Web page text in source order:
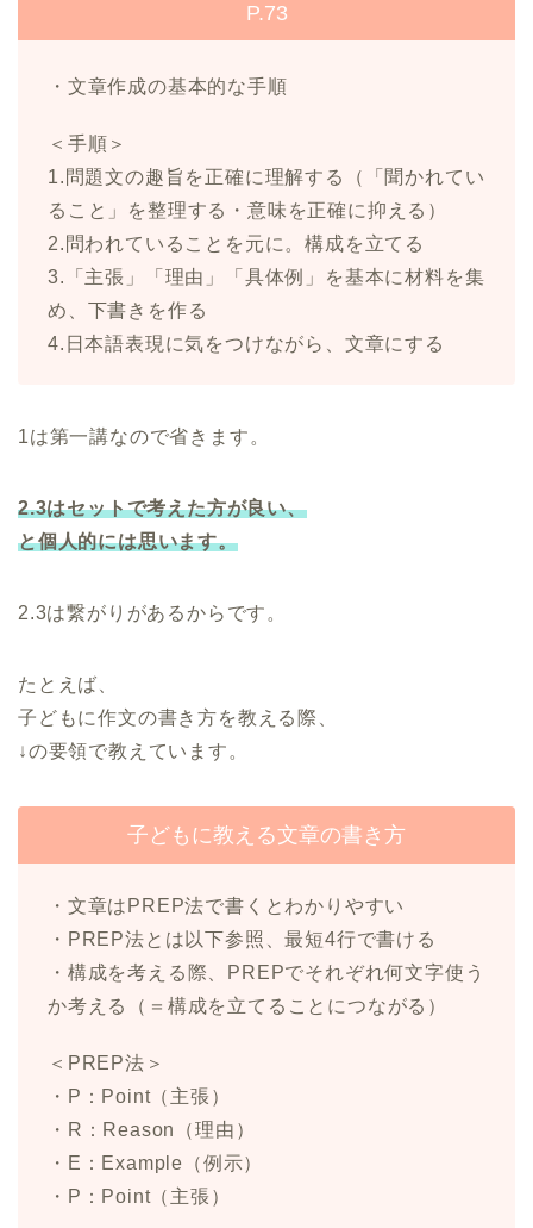
P.73
・文章作成の基本的な手順
＜手順＞
1.問題文の趣旨を正確に理解する（「聞かれてい
ること」を整理する・意味を正確に抑える）
2.問われていることを元に。構成を立てる
3.「主張」「理由」「具体例」を基本に材料を集
め、下書きを作る
4.日本語表現に気をつけながら、文章にする
1は第一講なので省きます。
2.3はセットで考えた方が良い、
と個人的には思います。
2.3は繋がりがあるからです。
たとえば、
子どもに作文の書き方を教える際、
↓の要領で教えています。
子どもに教える文章の書き方
・文章はPREP法で書くとわかりやすい
・PREP法とは以下参照、最短4行で書ける
・構成を考える際、PREPでそれぞれ何文字使う
か考える（＝構成を立てることにつながる）
＜PREP法＞
・P：Point（主張）
・R：Reason（理由）
・E：Example（例示）
・P：Point（主張）